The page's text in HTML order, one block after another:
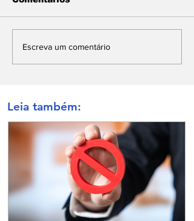
Escreva um comentário
Leia também: